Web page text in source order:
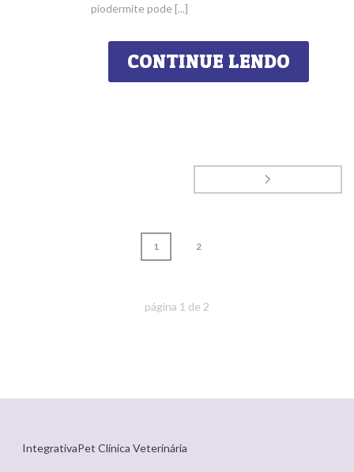
piodermite pode [...]
CONTINUE LENDO
1 2
página 1 de 2
IntegrativaPet Clínica Veterinária